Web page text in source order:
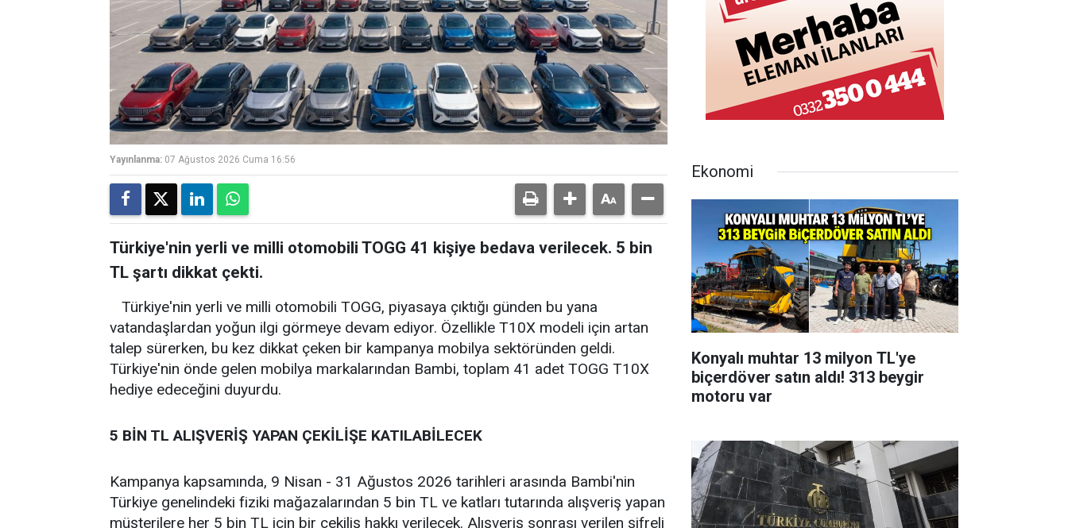
Yayınlanma: 07 Ağustos 2026 Cuma 16:56
Türkiye'nin yerli ve milli otomobili TOGG 41 kişiye bedava verilecek. 5 bin
TL şartı dikkat çekti.
Türkiye'nin yerli ve milli otomobili TOGG, piyasaya çıktığı günden bu yana
vatandaşlardan yoğun ilgi görmeye devam ediyor. Özellikle T10X modeli için artan
talep sürerken, bu kez dikkat çeken bir kampanya mobilya sektöründen geldi.
Türkiye'nin önde gelen mobilya markalarından Bambi, toplam 41 adet TOGG T10X
hediye edeceğini duyurdu.
5 BİN TL ALIŞVERİŞ YAPAN ÇEKİLİŞE KATILABİLECEK
Kampanya kapsamında, 9 Nisan - 31 Ağustos 2026 tarihleri arasında Bambi'nin
Türkiye genelindeki fiziki mağazalarından 5 bin TL ve katları tutarında alışveriş yapan
müşterilere her 5 bin TL için bir çekiliş hakkı verilecek. Alışveriş sonrası verilen şifreli
Ekonomi
Konyalı muhtar 13 milyon TL'ye
biçerdöver satın aldı! 313 beygir
motoru var